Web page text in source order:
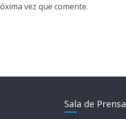
vez que comente.
Sala de Prensa